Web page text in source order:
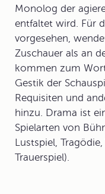
Monolog der
entfaltet wird. Für
vorgesehen,
Zuschauer als an
kommen zum
Gestik der
Requisiten und
hinzu. Drama ist
Spielarten von
Lustspiel,
Trauerspiel).